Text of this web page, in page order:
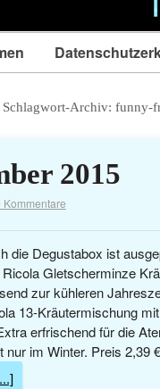
Schlagwort-Archiv: funny-
2015
Kommentare
die Degustabox ist
Gletscherminze
zur kühleren
13-Kräutermischung
erfrischend für die
im Winter. Preis 2,39